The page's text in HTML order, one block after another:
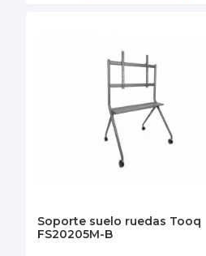
Soporte suelo ruedas Tooq
FS20205M-B